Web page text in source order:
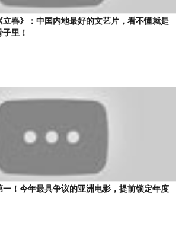
立春》：中国内地最好的文艺片，看不懂就是
里！
一！今年最具争议的亚洲电影，提前锁定年度